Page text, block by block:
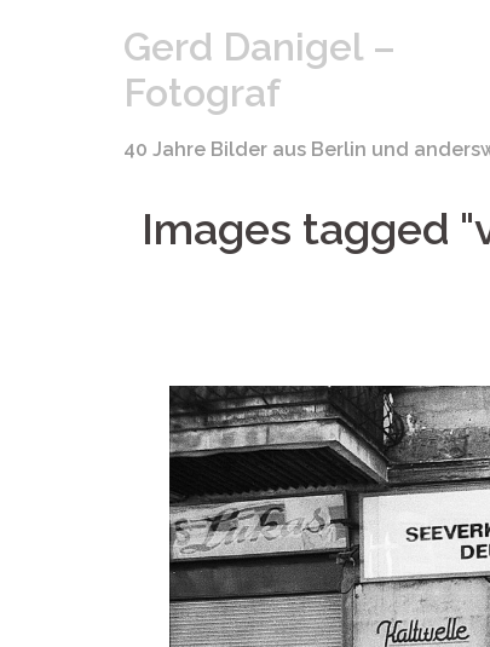
Gerd Danigel –
Fotograf
40 Jahre Bilder aus Berlin und
Images tagged